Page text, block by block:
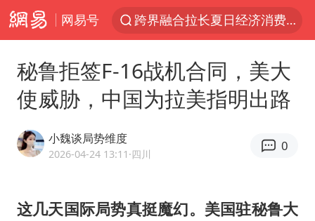
网易号
跨界融合拉长夏日经济消费链条
白海豚逼近浙闽沿海
四川宜宾5.5级地震后余震为何不断
上海轨交全网络地面高架区段限速运行
武契奇会见泽连斯基有何意图
秘鲁拒签F-16战机合同，美大
使威胁，中国为拉美指明出路
小魏谈局势维度
2026-04-24 13:11 ·四川
0
这几天国际局势真挺魔幻。美国驻秘鲁大